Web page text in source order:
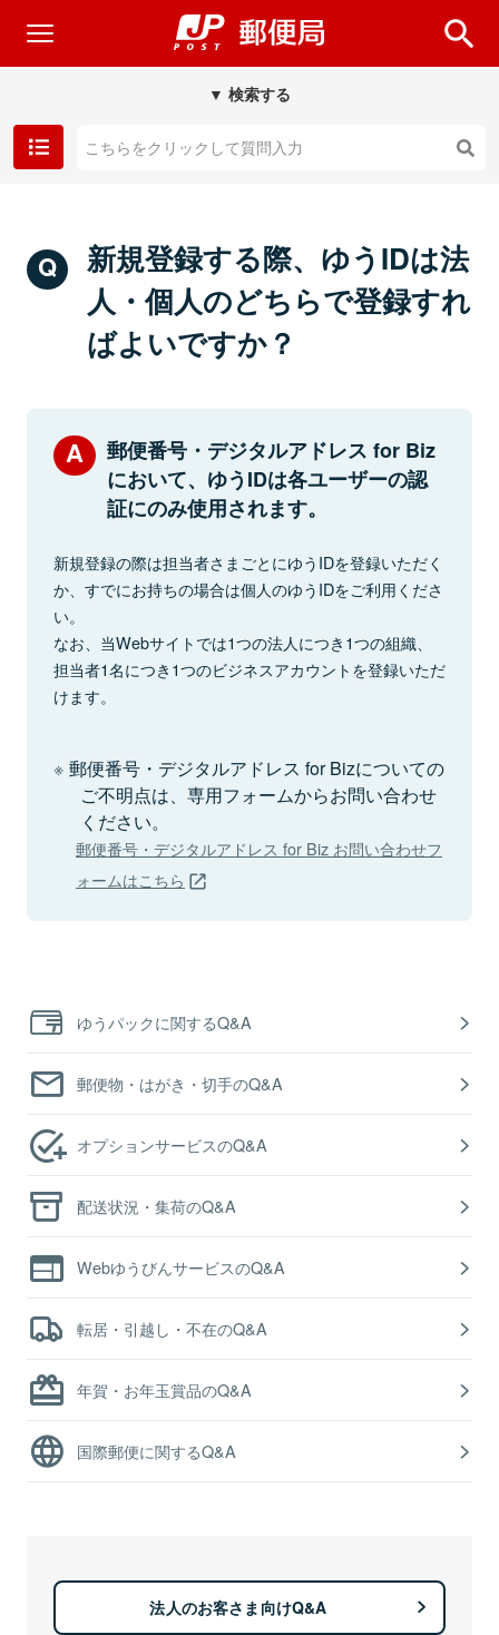
▼ 検索する
新規登録する際、ゆうIDは法
人・個人のどちらで登録すれ
ばよいですか？
郵便番号・デジタルアドレス for Biz
において、ゆうIDは各ユーザーの認
証にのみ使用されます。
新規登録の際は担当者さまごとにゆうIDを登録いただく
か、すでにお持ちの場合は個人のゆうIDをご利用くださ
い。
なお、当Webサイトでは1つの法人につき1つの組織、
担当者1名につき1つのビジネスアカウントを登録いただ
けます。
郵便番号・デジタルアドレス for Bizについての
ご不明点は、専用フォームからお問い合わせ
ください。
郵便番号・デジタルアドレス for Biz お問い合わせフ
ォームはこちら
ゆうパックに関するQ&A
郵便物・はがき・切手のQ&A
オプションサービスのQ&A
配送状況・集荷のQ&A
WebゆうびんサービスのQ&A
転居・引越し・不在のQ&A
年賀・お年玉賞品のQ&A
国際郵便に関するQ&A
法人のお客さま向けQ&A